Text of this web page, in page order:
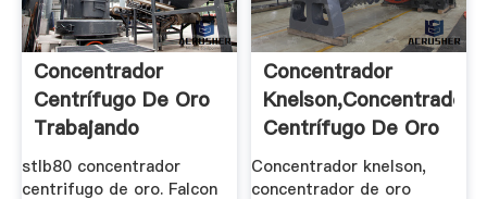
Concentrador
Centrífugo De Oro
Trabajando
stlb80 concentrador
centrifugo de oro. Falcon
Concentrador
Knelson,Concentrador
Centrífugo De Oro
De ...
Concentrador knelson,
concentrador de oro